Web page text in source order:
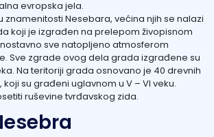
evropska jela.
znamenitosti Nesebara, većina njih se nalazi
koji je izgrađen na prelepom živopisnom
sve natopljeno atmosferom
Sve zgrade ovog dela grada izgrađene su
Na teritoriji grada osnovano je 40 drevnih
su građeni uglavnom u V – VI veku.
ruševine tvrđavskog zida.